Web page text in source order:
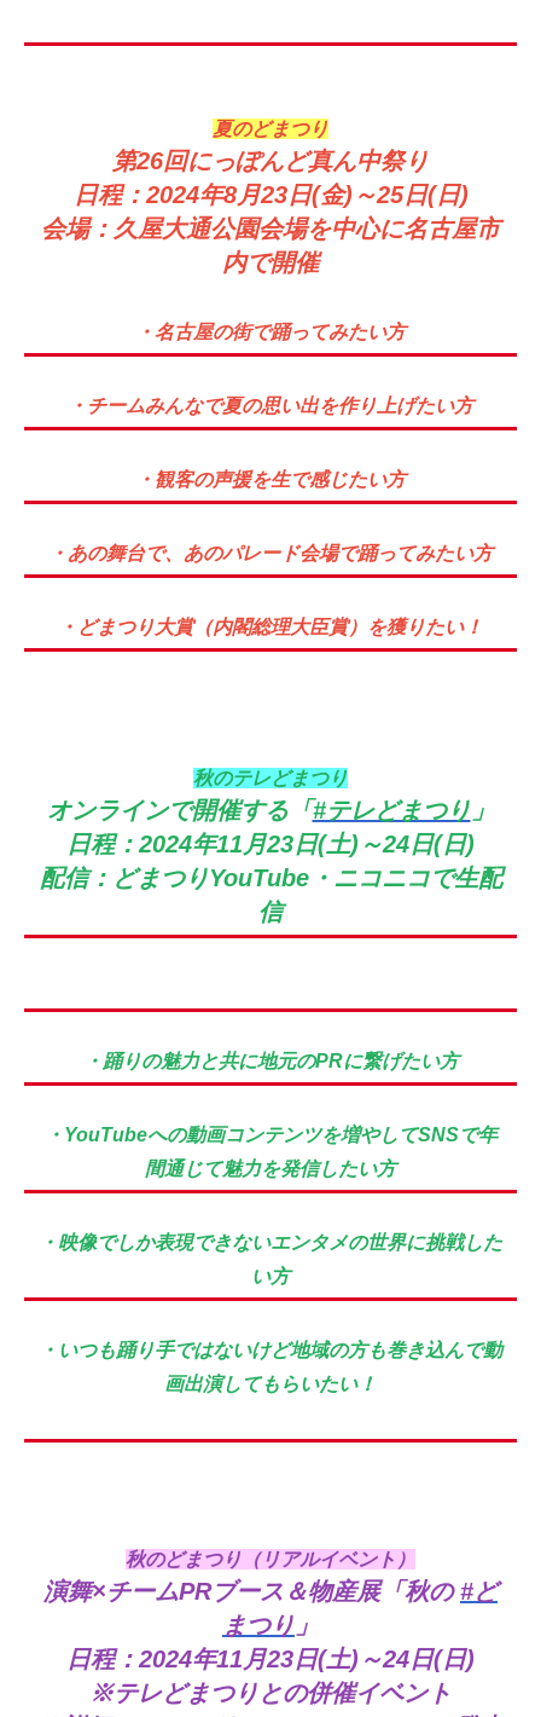
夏の​どまつり
第26回にっぽんど真ん中祭り
日程：2024年8月23日(金)～25日(日)
会場：久屋大通公園会場を中心に名古屋市
内で開催
・名古屋の街で踊ってみたい方
・チームみんなで夏の思い出を作り上げたい方
・観客の声援を生で感じたい方
・あの舞台で、あのパレード会場で踊ってみたい方
・どまつり大賞（内閣総理大臣賞）を獲りたい！
秋のテレどまつり
オンラインで開催する「#テレどまつり 」
日程：2024年11月23日(土)～24日(日)
配信：どまつりYouTube・ニコニコで生配
信
・踊りの魅力と共に地元のPRに繋げたい方
・YouTubeへの動画コンテンツを増やしてSNSで年
間通じて魅力を発信したい方
・映像でしか表現できないエンタメの世界に挑戦した
い方
・いつも踊り手ではないけど地域の方も巻き込んで動
画出演してもらいたい！​​​​​​
秋のどまつり（リアルイベント）
演舞×チームPRブース＆物産展「秋の#ど
まつり 」
日程：2024年11月23日(土)～24日(日)
※テレどまつりとの併催イベント